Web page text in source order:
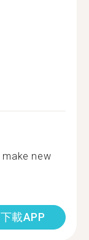
new
下載APP